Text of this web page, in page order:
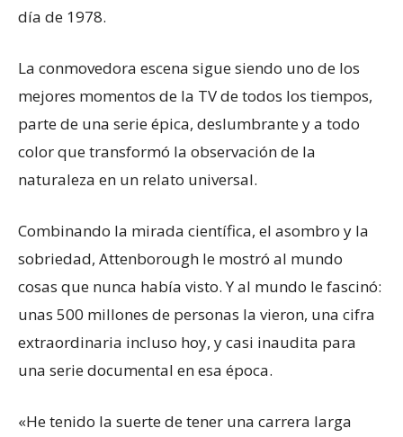
día de 1978.
La conmovedora escena sigue siendo uno de los
mejores momentos de la TV de todos los tiempos,
parte de una serie épica, deslumbrante y a todo
color que transformó la observación de la
naturaleza en un relato universal.
Combinando la mirada científica, el asombro y la
sobriedad, Attenborough le mostró al mundo
cosas que nunca había visto. Y al mundo le fascinó:
unas 500 millones de personas la vieron, una cifra
extraordinaria incluso hoy, y casi inaudita para
una serie documental en esa época.
«He tenido la suerte de tener una carrera larga